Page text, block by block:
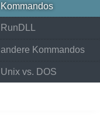
Kommandos
RunDLL
andere Kommandos
Unix vs. DOS